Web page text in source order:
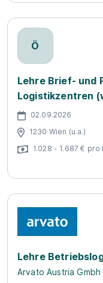
Ö
Lehre Brief- und
Logistikzentren
02.09.2026
1230 Wien (u.a.)
1.028 - 1.687 € pro
Lehre
Arvato Austria Gmbh